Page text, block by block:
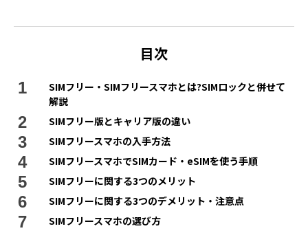
目次
SIMフリー・SIMフリースマホとは?SIMロックと併せて
解説
SIMフリー版とキャリア版の違い
SIMフリースマホの入手方法
SIMフリースマホでSIMカード・eSIMを使う手順
SIMフリーに関する3つのメリット
SIMフリーに関する3つのデメリット・注意点
SIMフリースマホの選び方